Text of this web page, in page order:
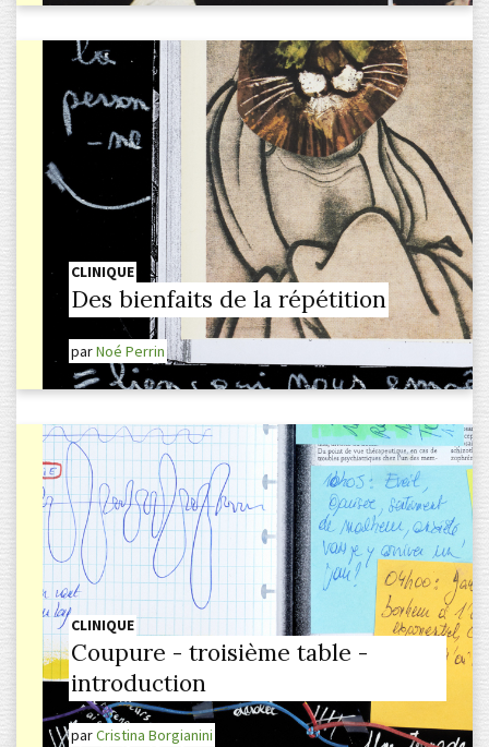
CLINIQUE
Des bienfaits de la répétition
parNoé Perrin
CLINIQUE
Coupure - troisième table -
introduction
parCristina Borgianini